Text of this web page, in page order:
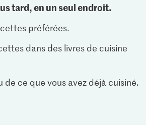
tard, en un seul endroit.
préférées.
dans des livres de cuisine
de ce que vous avez déjà cuisiné.